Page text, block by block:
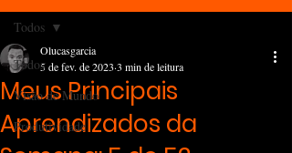
Todos
Visão de Mundo
Produtividade
Todos
Meus Principais
Aprendizados da
Olucasgarcia
5 de fev. de 2023 3 min de leitura